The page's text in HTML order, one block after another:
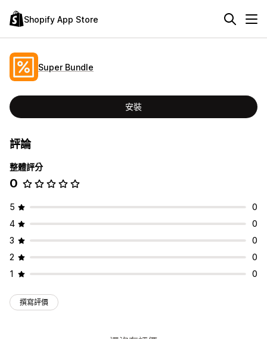
Shopify App Store
Super Bundle
安裝
評論
整體評分
0
5
0
4
0
3
0
2
0
1
0
撰寫評價